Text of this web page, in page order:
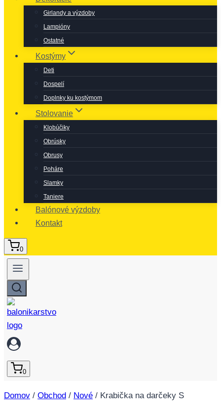
Girlandy a výzdoby
Lampióny
Ostatné
Kostýmy
Deti
Dospelí
Doplnky ku kostýmom
Stolovanie
Klobúčiky
Obrúsky
Obrusy
Poháre
Slamky
Taniere
Balónové výzdoby
Kontakt
0
0
Domov / Obchod / Nové / Krabička na darčeky S